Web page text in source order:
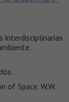
interdisciplinarias
of Space. W.W.